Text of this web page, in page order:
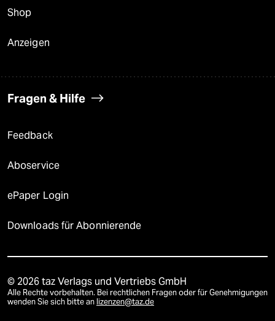
Shop
Anzeigen
Fragen & Hilfe
Feedback
Aboservice
ePaper Login
Downloads für Abonnierende
© 2026 taz Verlags und Vertriebs GmbH
Alle Rechte vorbehalten. Bei rechtlichen Fragen oder für Genehmigungen
wenden Sie sich bitte an lizenzen@taz.de